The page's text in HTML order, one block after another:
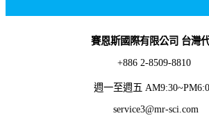
賽恩斯國際有限公司 台灣
+886 2-8509-8810
週一至週五
service3@mr-sci.com